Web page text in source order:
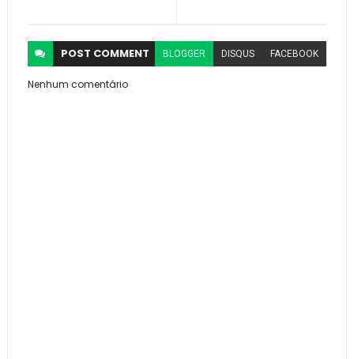
POST COMMENT BLOGGER DISQUS FACEBOOK
Nenhum comentário